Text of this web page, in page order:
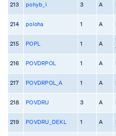
213 pohyb_i 3 A
214 poloha 1 A
215 POPL 1 A
216 POVDRPOL 1 A
217 POVDRPOL_A 1 A
218 POVDRU 3 A
219 POVDRU_DEKL 1 A